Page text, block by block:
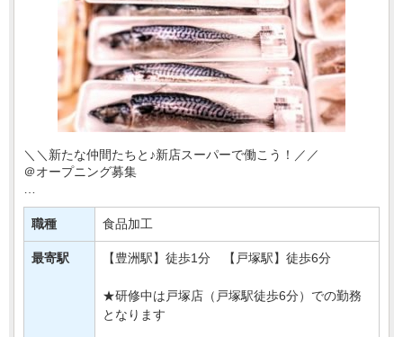
＼＼新たな仲間たちと♪新店スーパーで働こう！／／
＠オープニング募集
東京・神奈川を中心にお店を展開♪
このたび有名スーパーマーケットの新店が
【豊洲駅】にニューオープン！！！
職種 食品加工
最寄駅 【豊洲駅】徒歩1分 【戸塚駅】徒歩6分
★研修中は戸塚店（戸塚駅徒歩6分）での勤務
となります